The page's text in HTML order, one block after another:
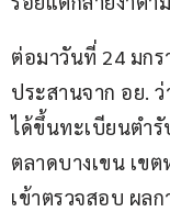
ต่อมาวันที่ 24 มก
ประสานจาก อย.
ได้ขึ้นทะเบียนตำ
ตลาดบางเขน เข
เข้าตรวจสอบ ผล